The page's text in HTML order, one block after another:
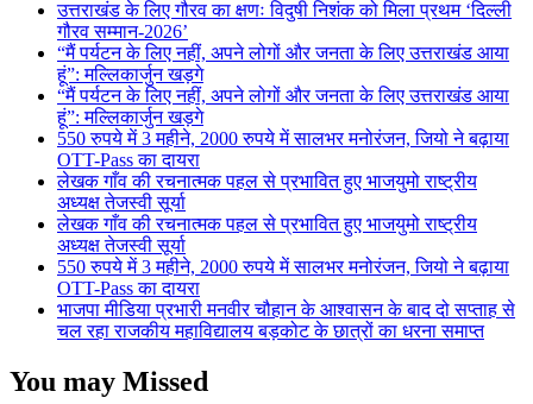
उत्तराखंड के लिए गौरव का क्षणः विदुषी निशंक को मिला प्रथम ‘दिल्ली
गौरव सम्मान-2026’
“मैं पर्यटन के लिए नहीं, अपने लोगों और जनता के लिए उत्तराखंड आया
हूं”: मल्लिकार्जुन खड़गे
“मैं पर्यटन के लिए नहीं, अपने लोगों और जनता के लिए उत्तराखंड आया
हूं”: मल्लिकार्जुन खड़गे
550 रुपये में 3 महीने, 2000 रुपये में सालभर मनोरंजन, जियो ने बढ़ाया
OTT-Pass का दायरा
लेखक गाँव की रचनात्मक पहल से प्रभावित हुए भाजयुमो राष्ट्रीय
अध्यक्ष तेजस्वी सूर्या
लेखक गाँव की रचनात्मक पहल से प्रभावित हुए भाजयुमो राष्ट्रीय
अध्यक्ष तेजस्वी सूर्या
550 रुपये में 3 महीने, 2000 रुपये में सालभर मनोरंजन, जियो ने बढ़ाया
OTT-Pass का दायरा
भाजपा मीडिया प्रभारी मनवीर चौहान के आश्वासन के बाद दो सप्ताह से
चल रहा राजकीय महाविद्यालय बड़कोट के छात्रों का धरना समाप्त
You may Missed